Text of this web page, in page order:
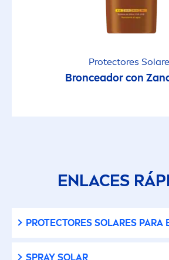
Protectores
Bronceador con
ENLACES
PROTECTORES SOLARES PARA
SPRAY SOLAR